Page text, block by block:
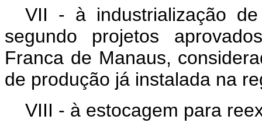
VII - à industrialização
segundo projetos
Franca de Manaus,
de produção já instalada na
VIII - à estocagem para